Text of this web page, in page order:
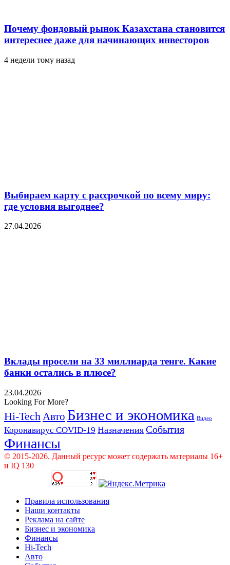
Почему фондовый рынок Казахстана становится
интереснее даже для начинающих инвесторов
4 недели тому назад
Выбираем карту с рассрочкой по всему миру:
где условия выгоднее?
27.04.2026
Вклады просели на 33 миллиарда тенге. Какие
банки остались в плюсе?
23.04.2026
Looking For More?
Hi-Tech Авто Бизнес и экономика Видео
Коронавирус COVID-19 Назначения События
Финансы
© 2015-2026. Данный ресурс может содержать материалы 16+
и IQ 130
Правила использования
Наши контакты
Реклама на сайте
Бизнес и экономика
Финансы
Hi-Tech
Авто